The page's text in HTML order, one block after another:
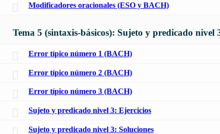
Modificadores oracionales (ESO y BACH)
Tema 5 (sintaxis-básicos): Sujeto y predicado nivel
Error típico número 1 (BACH)
Error típico número 2 (BACH)
Error típico número 3 (BACH)
Sujeto y predicado nivel 3: Ejercicios
Sujeto y predicado nivel 3: Soluciones